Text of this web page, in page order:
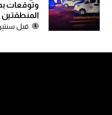
وتوقعات
المنطقتين
قبل